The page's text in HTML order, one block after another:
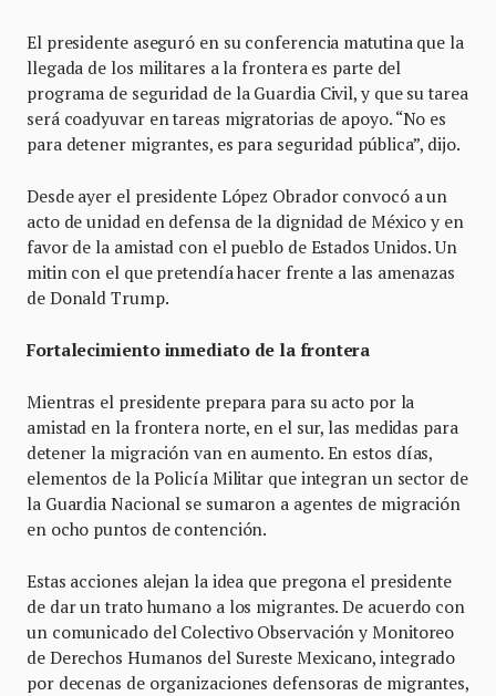
El presidente aseguró en su conferencia matutina que la
llegada de los militares a la frontera es parte del
programa de seguridad de la Guardia Civil, y que su tarea
será coadyuvar en tareas migratorias de apoyo. “No es
para detener migrantes, es para seguridad pública”, dijo.
Desde ayer el presidente López Obrador convocó a un
acto de unidad en defensa de la dignidad de México y en
favor de la amistad con el pueblo de Estados Unidos. Un
mitin con el que pretendía hacer frente a las amenazas
de Donald Trump.
Fortalecimiento inmediato de la frontera
Mientras el presidente prepara para su acto por la
amistad en la frontera norte, en el sur, las medidas para
detener la migración van en aumento. En estos días,
elementos de la Policía Militar que integran un sector de
la Guardia Nacional se sumaron a agentes de migración
en ocho puntos de contención.
Estas acciones alejan la idea que pregona el presidente
de dar un trato humano a los migrantes. De acuerdo con
un comunicado del Colectivo Observación y Monitoreo
de Derechos Humanos del Sureste Mexicano, integrado
por decenas de organizaciones defensoras de migrantes,